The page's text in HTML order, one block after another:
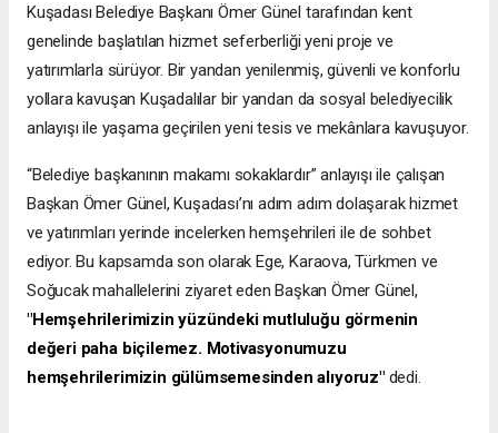
Kuşadası Belediye Başkanı Ömer Günel tarafından kent
genelinde başlatılan hizmet seferberliği yeni proje ve
yatırımlarla sürüyor. Bir yandan yenilenmiş, güvenli ve konforlu
yollara kavuşan Kuşadalılar bir yandan da sosyal belediyecilik
anlayışı ile yaşama geçirilen yeni tesis ve mekânlara kavuşuyor.
“Belediye başkanının makamı sokaklardır” anlayışı ile çalışan
Başkan Ömer Günel, Kuşadası’nı adım adım dolaşarak hizmet
ve yatırımları yerinde incelerken hemşehrileri ile de sohbet
ediyor. Bu kapsamda son olarak Ege, Karaova, Türkmen ve
Soğucak mahallelerini ziyaret eden Başkan Ömer Günel,
"Hemşehrilerimizin yüzündeki mutluluğu görmenin
değeri paha biçilemez. Motivasyonumuzu
hemşehrilerimizin gülümsemesinden alıyoruz"dedi.